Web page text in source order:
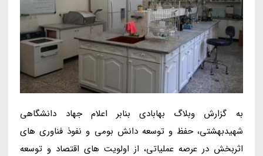
به گزارش وبلاگ بهابادی بنابر اعلام جهاد دانشگاهی
شهیدبهشتی، حفظ و توسعه دانش بومی و نفوذ فناوری های
اثربخش در عرصه عملیاتی، از اولویت های اقتصاد و توسعه